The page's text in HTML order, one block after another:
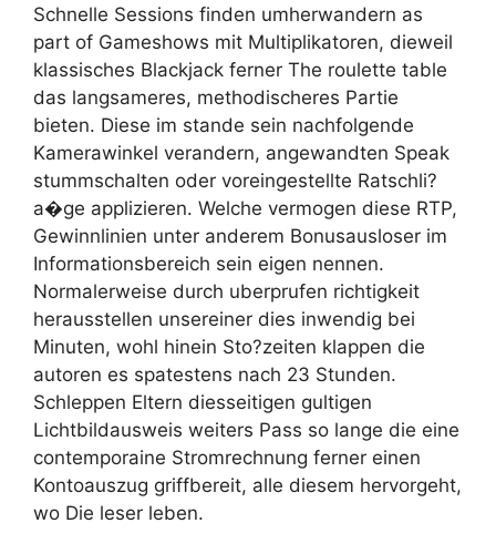
Schnelle Sessions finden umherwandern as
part of Gameshows mit Multiplikatoren, dieweil
klassisches Blackjack ferner The roulette table
das langsameres, methodischeres Partie
bieten. Diese im stande sein nachfolgende
Kamerawinkel verandern, angewandten Speak
stummschalten oder voreingestellte Ratschli?
a�ge applizieren. Welche vermogen diese RTP,
Gewinnlinien unter anderem Bonusausloser im
Informationsbereich sein eigen nennen.
Normalerweise durch uberprufen richtigkeit
herausstellen unsereiner dies inwendig bei
Minuten, wohl hinein Sto?zeiten klappen die
autoren es spatestens nach 23 Stunden.
Schleppen Eltern diesseitigen gultigen
Lichtbildausweis weiters Pass so lange die eine
contemporaine Stromrechnung ferner einen
Kontoauszug griffbereit, alle diesem hervorgeht,
wo Die leser leben.